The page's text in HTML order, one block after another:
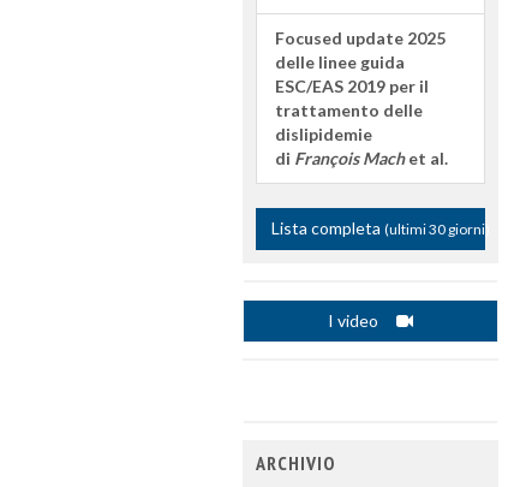
Focused update 2025
delle linee guida
ESC/EAS 2019 per il
trattamento delle
dislipidemie
di François Machet al.
Lista completa (ultimi 30 giorni)
I video
ARCHIVIO